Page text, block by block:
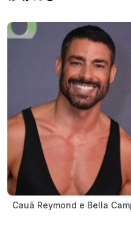
Cauã Reymond e Bella